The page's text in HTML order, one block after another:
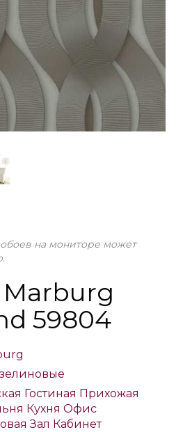
на мониторе может
59804
Гостиная Прихожая
Кухня Офис
Зал Кабинет